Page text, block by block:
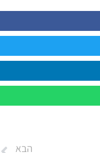
הבא